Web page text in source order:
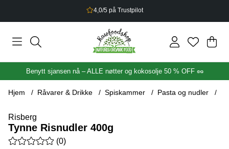
4,0/5 på Trustpilot
.
Benytt sjansen nå – ALLE nøtter og kokosolje 50 % OFF 🥜
Hjem Råvarer & Drikke Spiskammer Pasta og nudler
Risberg
Tynne Risnudler 400g
Gjennomsnittlig rangering 0 av 5 Antall vurderinger 0
(0)